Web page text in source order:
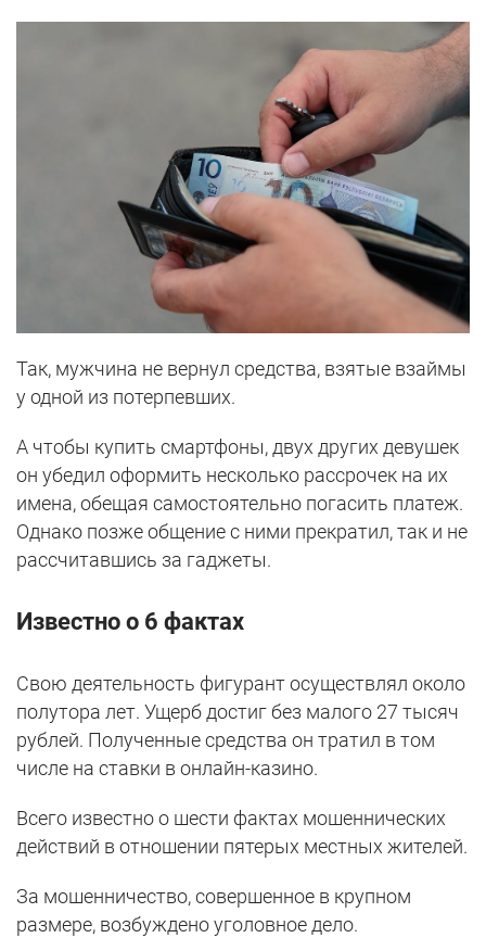
Так, мужчина не вернул средства, взятые взаймы
у одной из потерпевших.
А чтобы купить смартфоны, двух других девушек
он убедил оформить несколько рассрочек на их
имена, обещая самостоятельно погасить платеж.
Однако позже общение с ними прекратил, так и не
рассчитавшись за гаджеты.
Известно о 6 фактах
Свою деятельность фигурант осуществлял около
полутора лет. Ущерб достиг без малого 27 тысяч
рублей. Полученные средства он тратил в том
числе на ставки в онлайн-казино.
Всего известно о шести фактах мошеннических
действий в отношении пятерых местных жителей.
За мошенничество, совершенное в крупном
размере, возбуждено уголовное дело.